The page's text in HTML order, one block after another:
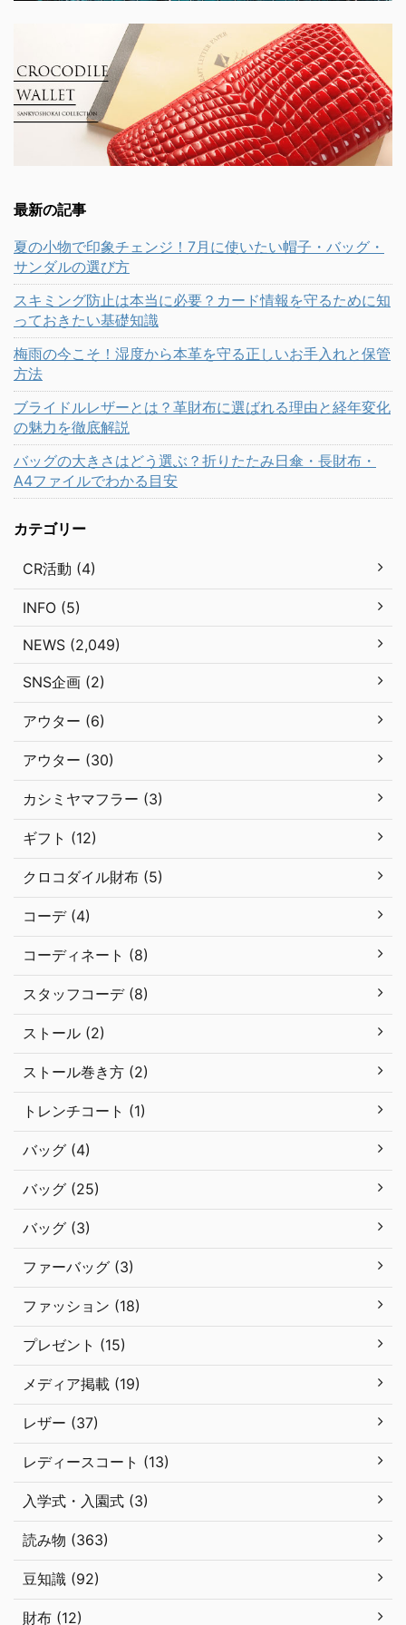
最新の記事
夏の小物で印象チェンジ！7月に使いたい帽子・バッグ・
サンダルの選び方
スキミング防止は本当に必要？カード情報を守るために知
っておきたい基礎知識
梅雨の今こそ！湿度から本革を守る正しいお手入れと保管
方法
ブライドルレザーとは？革財布に選ばれる理由と経年変化
の魅力を徹底解説
バッグの大きさはどう選ぶ？折りたたみ日傘・長財布・
A4ファイルでわかる目安
カテゴリー
CR活動 (4)
INFO (5)
NEWS (2,049)
SNS企画 (2)
アウター (6)
アウター (30)
カシミヤマフラー (3)
ギフト (12)
クロコダイル財布 (5)
コーデ (4)
コーディネート (8)
スタッフコーデ (8)
ストール (2)
ストール巻き方 (2)
トレンチコート (1)
バッグ (4)
バッグ (25)
バッグ (3)
ファーバッグ (3)
ファッション (18)
プレゼント (15)
メディア掲載 (19)
レザー (37)
レディースコート (13)
入学式・入園式 (3)
読み物 (363)
豆知識 (92)
財布 (12)